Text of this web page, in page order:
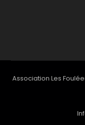
Association Les